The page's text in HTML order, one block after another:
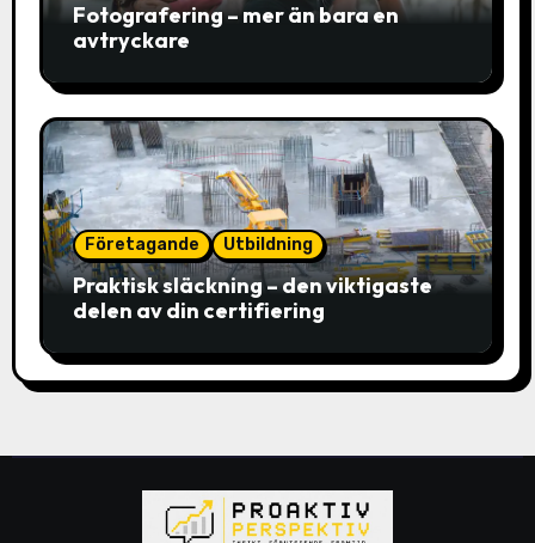
Fotografering – mer än bara en
avtryckare
Företagande Utbildning
Praktisk släckning – den viktigaste
delen av din certifiering